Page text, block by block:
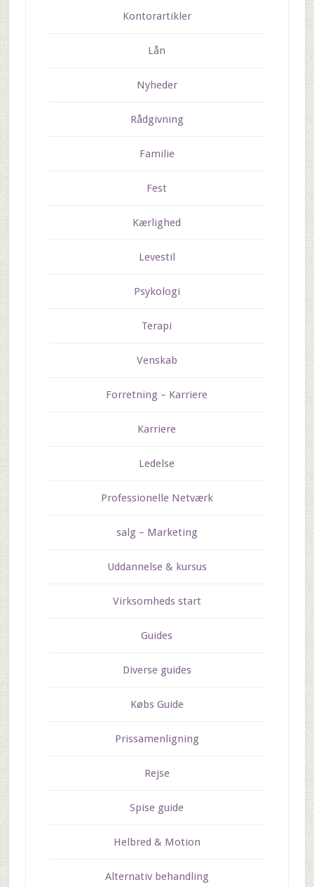
Kontorartikler
Lån
Nyheder
Rådgivning
Familie
Fest
Kærlighed
Levestil
Psykologi
Terapi
Venskab
Forretning – Karriere
Karriere
Ledelse
Professionelle Netværk
salg – Marketing
Uddannelse & kursus
Virksomheds start
Guides
Diverse guides
Købs Guide
Prissamenligning
Rejse
Spise guide
Helbred & Motion
Alternativ behandling